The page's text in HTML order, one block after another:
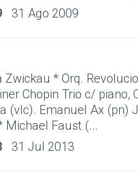
31 Ago 2009
* Orq.
Chopin Trio c/ piano,
(vlc). Emanuel Ax (pn)
Faust (...
31 Jul 2013